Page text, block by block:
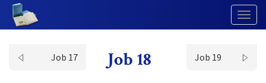
Job 17 Job 18 Job 19